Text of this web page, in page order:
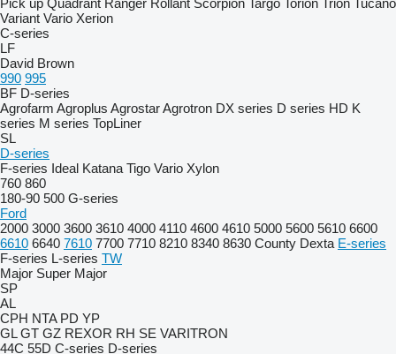
Pick up Quadrant Ranger Rollant Scorpion Targo Torion Trion Tucano
Variant Vario Xerion
C-series
LF
David Brown
990 995
BF D-series
Agrofarm Agroplus AgrostarAgrotron DX series D series HD K
series M series TopLiner
SL
D-series
F-series Ideal Katana Tigo Vario Xylon
760 860
180-90 500 G-series
Ford
2000 3000 3600 3610 4000 4110 4600 4610 5000 5600 5610 6600
6610 6640 7610 7700 7710 8210 8340 8630 County Dexta E-series
F-series L-series TW
Major Super Major
SP
AL
CPH NTA PD YP
GL GT GZ REXOR RH SE VARITRON
44C 55D C-series D-series